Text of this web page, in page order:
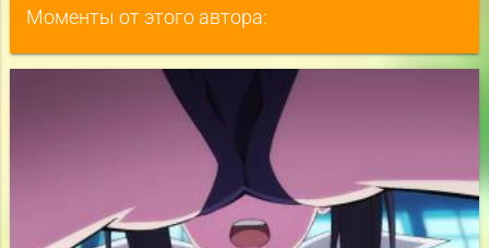
Моменты от этого автора: